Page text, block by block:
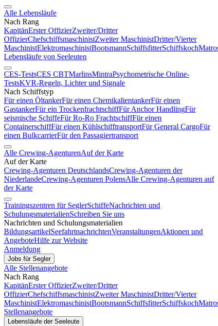
Alle Lebensläufe
Nach Rang
KapitänErster OffizierZweiter/Dritter
OffizierChefschiffsmaschinistZweiter MaschinistDritter/Vierter
MaschinistElektromaschinistBootsmannSchiffsfitterSchiffskoch
Lebensläufe von Seeleuten
CES-TestsCES CBTMarlinsMintraPsychometrische Online-
TestsKVR-Regeln, Lichter und Signale
Nach Schiffstyp
Für einen ÖltankerFür einen ChemikalientankerFür einen
GastankerFür ein TrockenfrachtschiffFür Anchor HandlingFür
seismische SchiffeFür Ro-Ro FrachtschiffFür einen
ContainerschiffFür einen KühlschifftransportFür General CargoFür
einen BulkcarrierFür den Passagiertransport
Alle Crewing-AgenturenAuf der Karte
Auf der Karte
Crewing-Agenturen DeutschlandsCrewing-Agenturen der
NiederlandeCrewing-Agenturen PolensAlle Crewing-Agenturen auf
der Karte
Trainingszentren für SeglerSchiffeNachrichten und
SchulungsmaterialienSchreiben Sie uns
Nachrichten und Schulungsmaterialien
BildungsartikelSeefahrtnachrichtenVeranstaltungenAktionen und
AngeboteHilfe zur Website
Anmeldung
Jobs für Segler
Alle Stellenangebote
Nach Rang
KapitänErster OffizierZweiter/Dritter
OffizierChefschiffsmaschinistZweiter MaschinistDritter/Vierter
MaschinistElektromaschinistBootsmannSchiffsfitterSchiffskoch
Stellenangebote
Lebensläufe der Seeleute